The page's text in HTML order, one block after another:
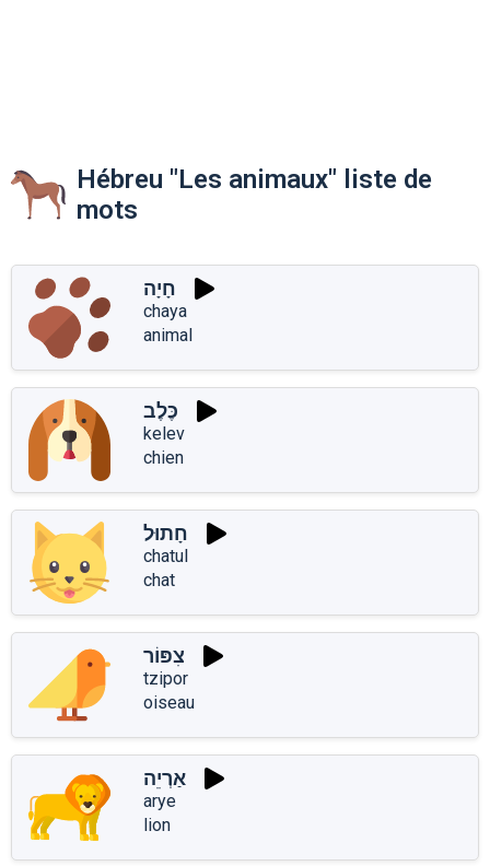
Hébreu "Les animaux" liste de
mots
חָיָה
chaya
animal
כֶּלֶב
kelev
chien
חָתוּל
chatul
chat
צִפּוֹר
tzipor
oiseau
אַרְיֵה
arye
lion